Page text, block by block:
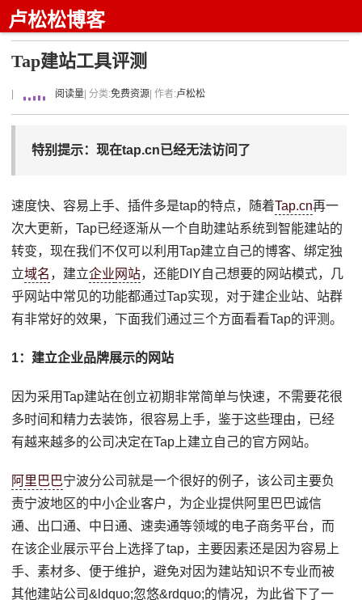
卢松松博客
Tap建站工具评测
阅读量 | 分类:免费资源 | 作者:卢松松
特别提示：现在tap.cn已经无法访问了
速度快、容易上手、插件多是tap的特点，随着Tap.cn再一
次大更新，Tap已经逐渐从一个自助建站系统到智能建站的
转变，现在我们不仅可以利用Tap建立自己的博客、绑定独
立域名 ，建立企业 网站，还能DIY自己想要的网站模式，几
乎网站中常见的功能都通过Tap实现，对于建企业站、站群
有非常好的效果，下面我们通过三个方面看看Tap的评测。
1：建立企业品牌展示的网站
因为采用Tap建站在创立初期非常简单与快速，不需要花很
多时间和精力去装饰，很容易上手，鉴于这些理由，已经
有越来越多的公司决定在Tap上建立自己的官方网站。
阿里巴巴宁波分公司就是一个很好的例子，该公司主要负
责宁波地区的中小企业客户，为企业提供阿里巴巴诚信
通、出口通、中日通、速卖通等领域的电子商务平台，而
在该企业展示平台上选择了tap，主要因素还是因为容易上
手、素材多、便于维护，避免对因为建站知识不专业而被
其他建站公司&ldquo;忽悠&rdquo;的情况，为此省下了一